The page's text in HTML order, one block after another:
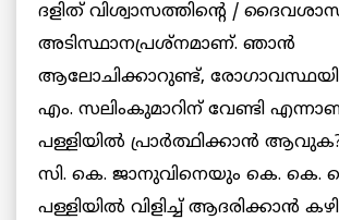
ദളിത് വിശ്വാസത്തിന്റെ /
അടിസ്ഥാനപ്രശ്നമാണ്. ഞാന്‍
ആലോചിക്കാറുണ്ട്,
എം. സലിംകുമാറിന് വേണ്ടി
പള്ളിയില്‍ പ്രാര്‍ത്ഥിക്കാന്‍
സി. കെ. ജാനുവിനെയും കെ. കെ.
പള്ളിയില്‍ വിളിച്ച് ആദരിക്കാന്‍